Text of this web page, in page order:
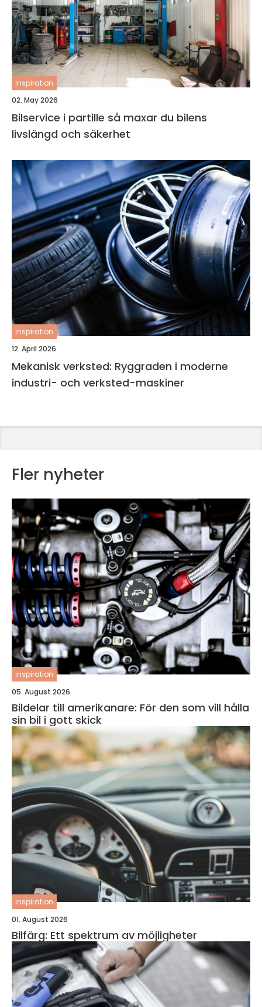
inspiration
02. May 2026
Bilservice i partille så maxar du bilens
livslängd och säkerhet
inspiration
12. April 2026
Mekanisk verksted: Ryggraden i moderne
industri- och verksted-maskiner
Fler nyheter
inspiration
05. August 2026
Bildelar till amerikanare: För den som vill hålla
sin bil i gott skick
inspiration
01. August 2026
Bilfärg: Ett spektrum av möjligheter